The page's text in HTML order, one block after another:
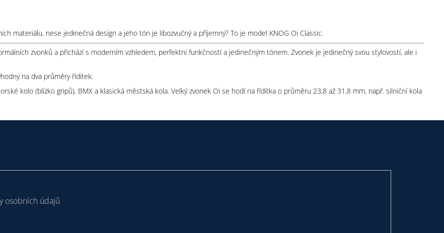
materiálu, nese jedinečná design a jeho tón je libozvučný a příjemný? To je model KNOG Oi Classic.
zvonků a přichází s moderním vzhledem, perfektní funkčností a jedinečným tónem. Zvonek je jedinečný svou stylovostí, ale i
na dva průměry řídítek.
kolo (blízko gripů), BMX a klasická městská kola. Velký zvonek Oi se hodí na řídítka o průměru 23,8 až 31,8 mm, např. silniční kola
osobních údajů